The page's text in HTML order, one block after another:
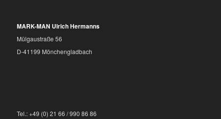
MARK-MAN Ulrich Hermanns
Mülgaustraße 56
D-41199 Mönchengladbach
Tel.: +49 (0) 21 66 / 990 86 86